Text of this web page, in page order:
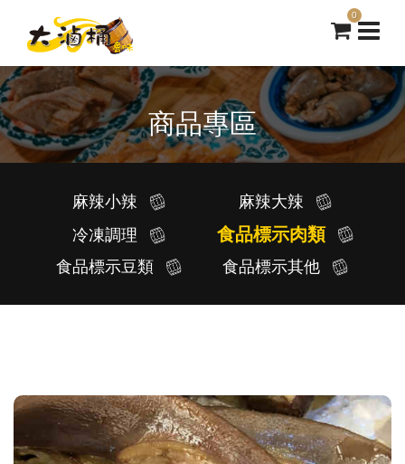
0
商品專區
麻辣小辣
麻辣大辣
冷凍調理
食品標示肉類
食品標示豆類 食品標示其他